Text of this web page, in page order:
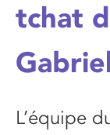
tchat
L’équipe